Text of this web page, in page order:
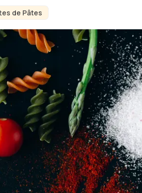
de Pâtes